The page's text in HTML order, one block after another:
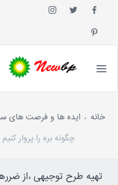
خانه ایده ها و فرصت های
چگونه بره را پروار
تهیه طرح توجیهی ،از